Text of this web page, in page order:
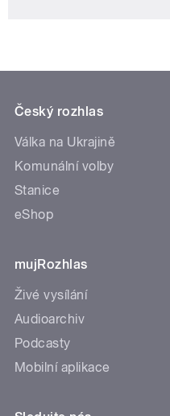
Český rozhlas
Válka na Ukrajině
Komunální volby
Stanice
eShop
mujRozhlas
Živé vysílání
Audioarchiv
Podcasty
Mobilní aplikace